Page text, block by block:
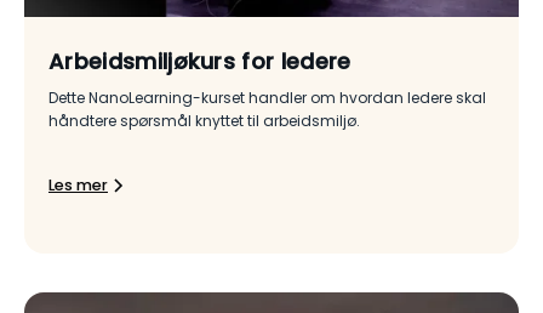
Arbeidsmiljøkurs for ledere
Dette NanoLearning-kurset handler om hvordan ledere skal
håndtere spørsmål knyttet til arbeidsmiljø.
Les mer